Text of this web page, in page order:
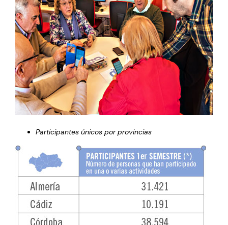
Participantes únicos por provincias